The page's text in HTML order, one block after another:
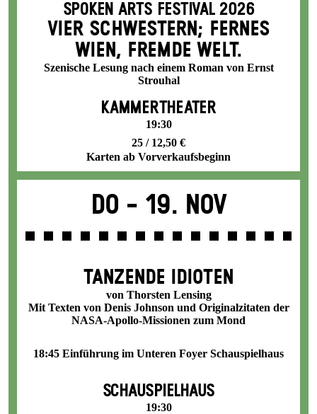
SPOKEN ARTS FESTIVAL 2026
VIER SCHWESTERN; FERNES
WIEN, FREMDE WELT.
Szenische Lesung nach einem Roman von Ernst
Strouhal
KAMMERTHEATER
19:30
25 / 12,50 €
Karten ab Vorverkaufsbeginn
Do - 19. Nov
TANZENDE IDIOTEN
von Thorsten Lensing
Mit Texten von Denis Johnson und Originalzitaten der
NASA-Apollo-Missionen zum Mond
18:45 Einführung im Unteren Foyer Schauspielhaus
SCHAUSPIELHAUS
19:30